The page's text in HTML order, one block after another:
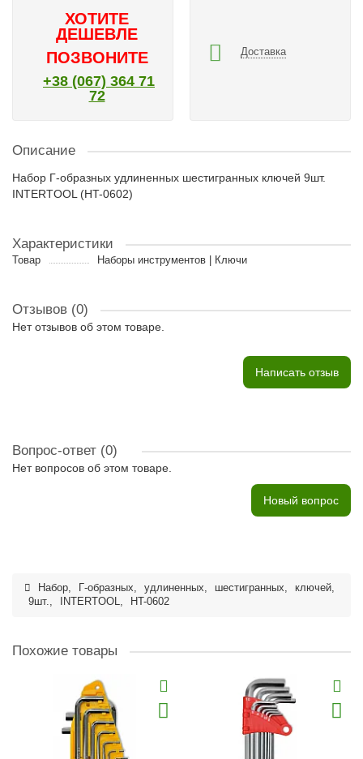
ХОТИТЕ
ДЕШЕВЛЕ
ПОЗВОНИТЕ
+38 (067) 364 71
72
Доставка
Описание
Набор Г-образных удлиненных шестигранных ключей 9шт.
INTERTOOL (HT-0602)
Характеристики
Товар Наборы инструментов | Ключи
Отзывов (0)
Нет отзывов об этом товаре.
Написать отзыв
Вопрос-ответ (0)
Нет вопросов об этом товаре.
Новый вопрос
Набор, Г-образных, удлиненных, шестигранных, ключей,
9шт., INTERTOOL, HT-0602
Похожие товары